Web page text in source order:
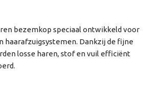
bezemkop speciaal ontwikkeld voor
haarafzuigsystemen. Dankzij de fijne
losse haren, stof en vuil efficiënt